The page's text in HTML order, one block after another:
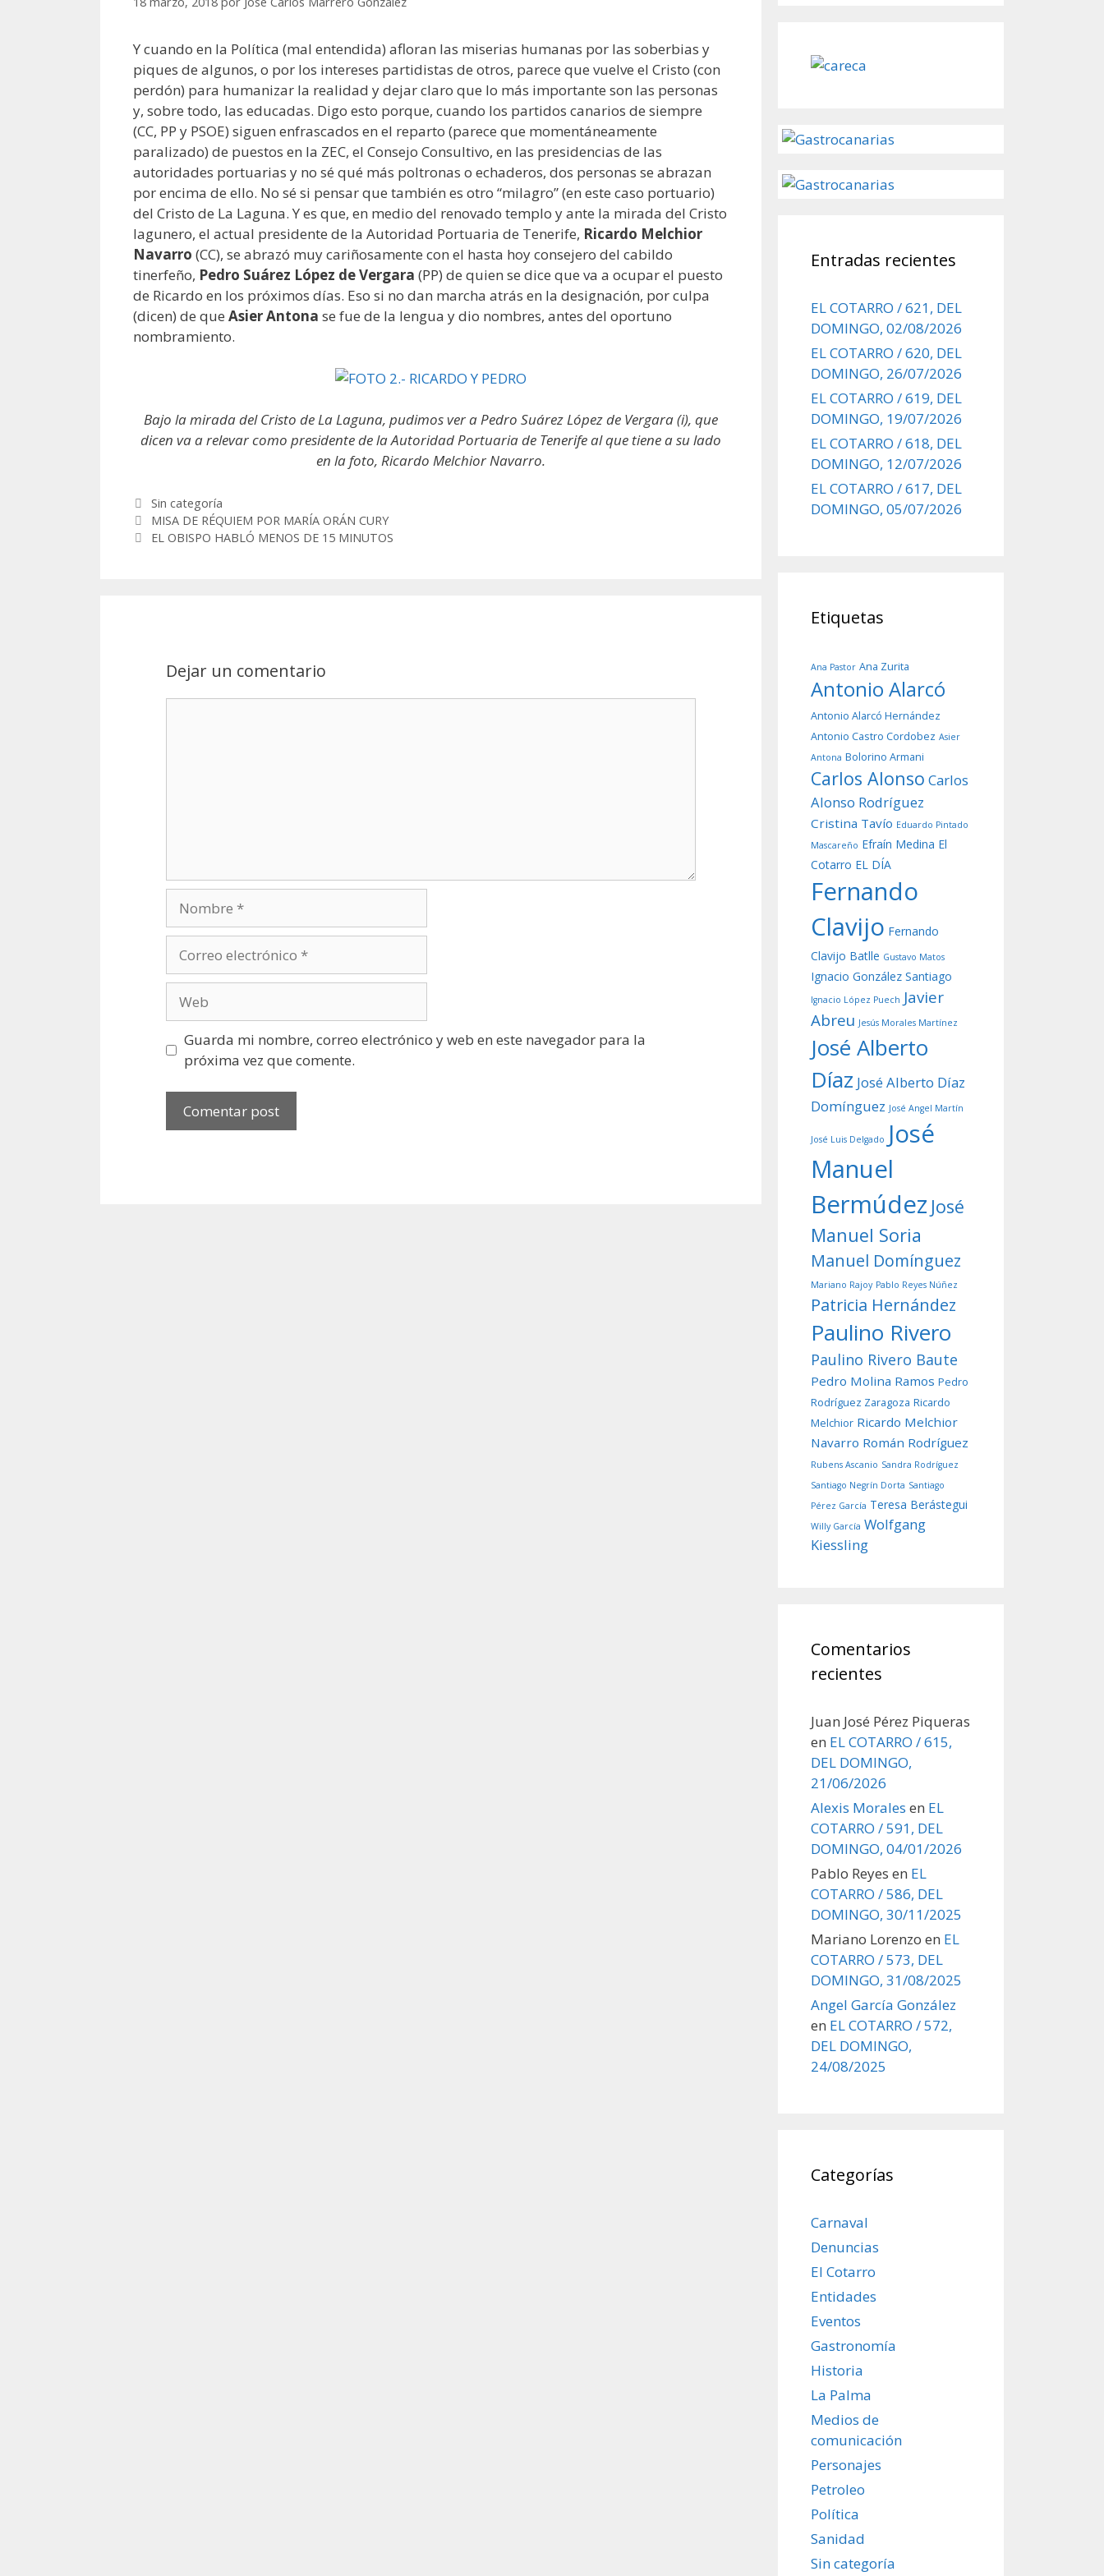
Y cuando en la Política (mal entendida) afloran las miserias humanas por las soberbias y
piques de algunos, o por los intereses partidistas de otros, parece que vuelve el Cristo (con
perdón) para humanizar la realidad y dejar claro que lo más importante son las personas
y, sobre todo, las educadas. Digo esto porque, cuando los partidos canarios de siempre
(CC, PP y PSOE) siguen enfrascados en el reparto (parece que momentáneamente
paralizado) de puestos en la ZEC, el Consejo Consultivo, en las presidencias de las
autoridades portuarias y no sé qué más poltronas o echaderos, dos personas se abrazan
por encima de ello. No sé si pensar que también es otro “milagro” (en este caso portuario)
del Cristo de La Laguna. Y es que, en medio del renovado templo y ante la mirada del Cristo
lagunero, el actual presidente de la Autoridad Portuaria de Tenerife, Ricardo Melchior
Navarro (CC), se abrazó muy cariñosamente con el hasta hoy consejero del cabildo
tinerfeño, Pedro Suárez López de Vergara (PP) de quien se dice que va a ocupar el puesto
de Ricardo en los próximos días. Eso si no dan marcha atrás en la designación, por culpa
(dicen) de que Asier Antona se fue de la lengua y dio nombres, antes del oportuno
nombramiento.
Bajo la mirada del Cristo de La Laguna, pudimos ver a Pedro Suárez López de Vergara (i), que
dicen va a relevar como presidente de la Autoridad Portuaria de Tenerife al que tiene a su lado
en la foto, Ricardo Melchior Navarro.
Categorías
Sin categoría
Post
MISA DE RÉQUIEM POR MARÍA ORÁN CURY
EL OBISPO HABLÓ MENOS DE 15 MINUTOS
Dejar un comentario
electrónico
Guarda mi nombre, correo electrónico y web en este navegador para la
próxima vez que comente.
Entradas recientes
EL COTARRO / 621, DEL
DOMINGO, 02/08/2026
EL COTARRO / 620, DEL
DOMINGO, 26/07/2026
EL COTARRO / 619, DEL
DOMINGO, 19/07/2026
EL COTARRO / 618, DEL
DOMINGO, 12/07/2026
EL COTARRO / 617, DEL
DOMINGO, 05/07/2026
Etiquetas
Ana Pastor Ana Zurita
Antonio Alarcó
Antonio Alarcó Hernández
Antonio Castro Cordobez Asier
Antona Bolorino Armani
Carlos Alonso Carlos
Alonso Rodríguez
Cristina Tavío Eduardo Pintado
Mascareño Efraín Medina El
Cotarro EL DÍA
Fernando
Clavijo Fernando
Clavijo Batlle Gustavo Matos
Ignacio González Santiago
Ignacio López Puech Javier
Abreu Jesús Morales Martínez
José Alberto
Díaz José Alberto Díaz
Domínguez José Angel Martín
José Luis Delgado José
Manuel
Bermúdez José
Manuel Soria
Manuel Domínguez
Mariano Rajoy Pablo Reyes Núñez
Patricia Hernández
Paulino Rivero
Paulino Rivero Baute
Pedro Molina Ramos Pedro
Rodríguez Zaragoza Ricardo
Melchior Ricardo Melchior
Navarro Román Rodríguez
Rubens Ascanio Sandra Rodríguez
Santiago Negrín Dorta Santiago
Pérez García Teresa Berástegui
Willy García Wolfgang
Kiessling
Comentarios
recientes
Juan José Pérez Piqueras
en EL COTARRO / 615,
DEL DOMINGO,
21/06/2026
Alexis Morales en EL
COTARRO / 591, DEL
DOMINGO, 04/01/2026
Pablo Reyes en EL
COTARRO / 586, DEL
DOMINGO, 30/11/2025
Mariano Lorenzo en EL
COTARRO / 573, DEL
DOMINGO, 31/08/2025
Angel García González
en EL COTARRO / 572,
DEL DOMINGO,
24/08/2025
Categorías
Carnaval
Denuncias
El Cotarro
Entidades
Eventos
Gastronomía
Historia
La Palma
Medios de
comunicación
Personajes
Petroleo
Política
Sanidad
Sin categoría